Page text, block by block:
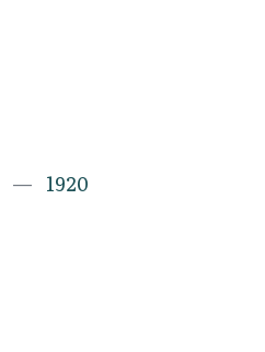
1920